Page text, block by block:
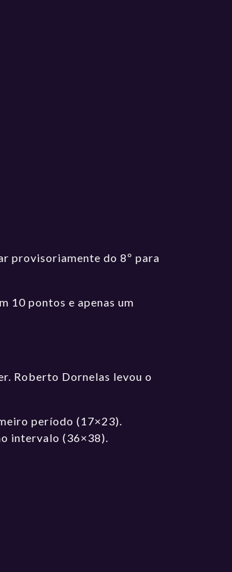
provisoriamente do 8º para
10 pontos e apenas um
Roberto Dornelas levou o
período (17×23).
intervalo (36×38).